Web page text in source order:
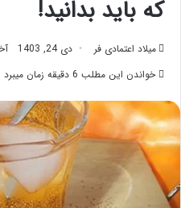
که باید بدانید!
میلاد اعتمادی فر دی 24, 1403
خواندن این مطلب 6 دقیقه زمان میبرد